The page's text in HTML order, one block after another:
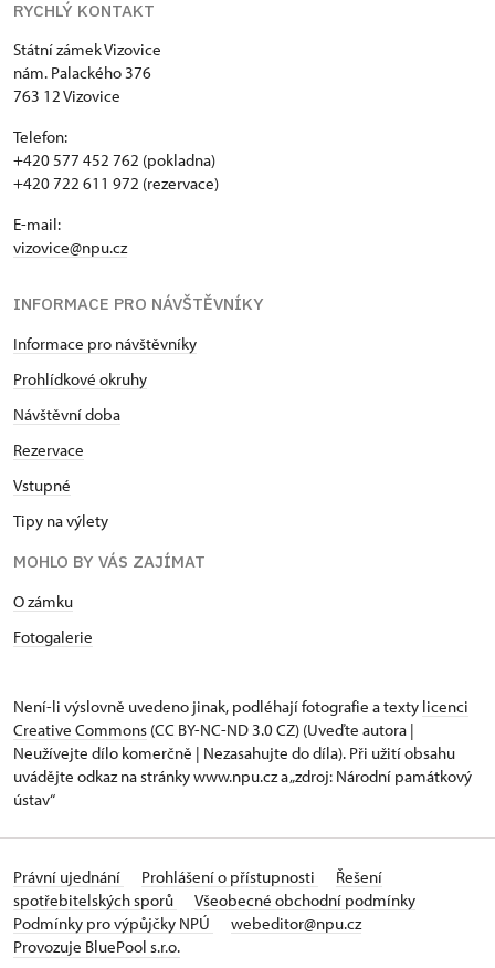
RYCHLÝ KONTAKT
Státní zámek Vizovice
nám. Palackého 376
763 12 Vizovice
Telefon:
+420 577 452 762 (pokladna)
+420 722 611 972 (rezervace)
E-mail:
vizovice@npu.cz
INFORMACE PRO NÁVŠTĚVNÍKY
Informace pro návštěvníky
Prohlídkové okruhy
Návštěvní doba
Rezervace
Vstupné
Tipy na výlety
MOHLO BY VÁS ZAJÍMAT
O zámku
Fotogalerie
Není-li výslovně uvedeno jinak, podléhají fotografie a texty licenci
Creative Commons (CC BY-NC-ND 3.0 CZ) (Uveďte autora |
Neužívejte dílo komerčně | Nezasahujte do díla). Při užití obsahu
uvádějte odkaz na stránky www.npu.cz a „zdroj: Národní památkový
ústav“
Právní ujednání Prohlášení o přístupnosti
Řešení
spotřebitelských sporů
Všeobecné obchodní podmínky
Podmínky pro výpůjčky NPÚ
webeditor@npu.cz
Provozuje BluePool s.r.o.